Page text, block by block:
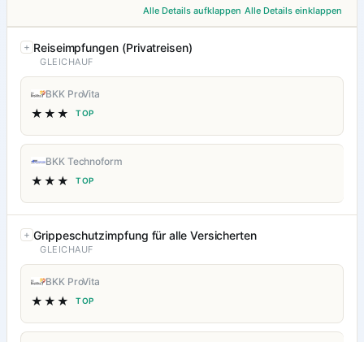
Alle Details aufklappen Alle Details einklappen
Reiseimpfungen (Privatreisen)
GLEICHAUF
BKK ProVita
★★★ TOP
BKK Technoform
★★★ TOP
Grippeschutzimpfung für alle Versicherten
GLEICHAUF
BKK ProVita
★★★ TOP